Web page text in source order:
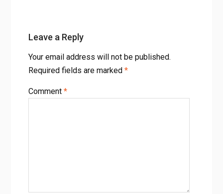
Leave a Reply
Your email address will not be published.
Required fields are marked *
Comment *